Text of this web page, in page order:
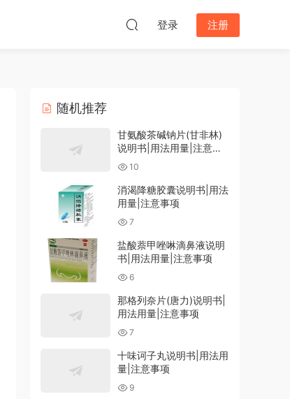
登录 注册
随机推荐
甘氨酸茶碱钠片(甘非林)
说明书|用法用量|注意事
项 10
消渴降糖胶囊说明书|用法
用量|注意事项
7
盐酸萘甲唑啉滴鼻液说明
书|用法用量|注意事项
6
那格列奈片(唐力)说明书|
用法用量|注意事项
7
十味诃子丸说明书|用法用
量|注意事项
9